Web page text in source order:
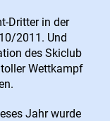
Dritter in der
2011. Und
des Skiclub
Wettkampf
Jahr wurde